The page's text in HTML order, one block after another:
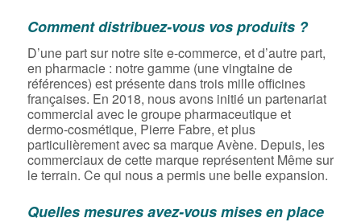
Comment distribuez-vous vos produits ?
D’une part sur notre site e-commerce, et d’autre part,
en pharmacie : notre gamme (une vingtaine de
références) est présente dans trois mille officines
françaises. En 2018, nous avons initié un partenariat
commercial avec le groupe pharmaceutique et
dermo-cosmétique, Pierre Fabre, et plus
particulièrement avec sa marque Avène. Depuis, les
commerciaux de cette marque représentent Même sur
le terrain. Ce qui nous a permis une belle expansion.
Quelles mesures avez-vous mises en place